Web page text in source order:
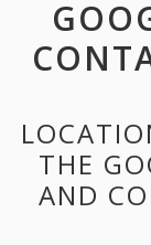
THE
AND